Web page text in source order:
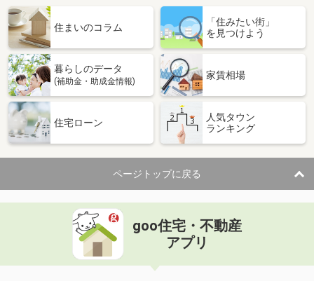
住まいのコラム
「住みたい街」
を見つけよう
暮らしのデータ
(補助金・助成金情報)
家賃相場
住宅ローン
人気タウン
ランキング
ページトップに戻る
goo住宅・不動産
アプリ